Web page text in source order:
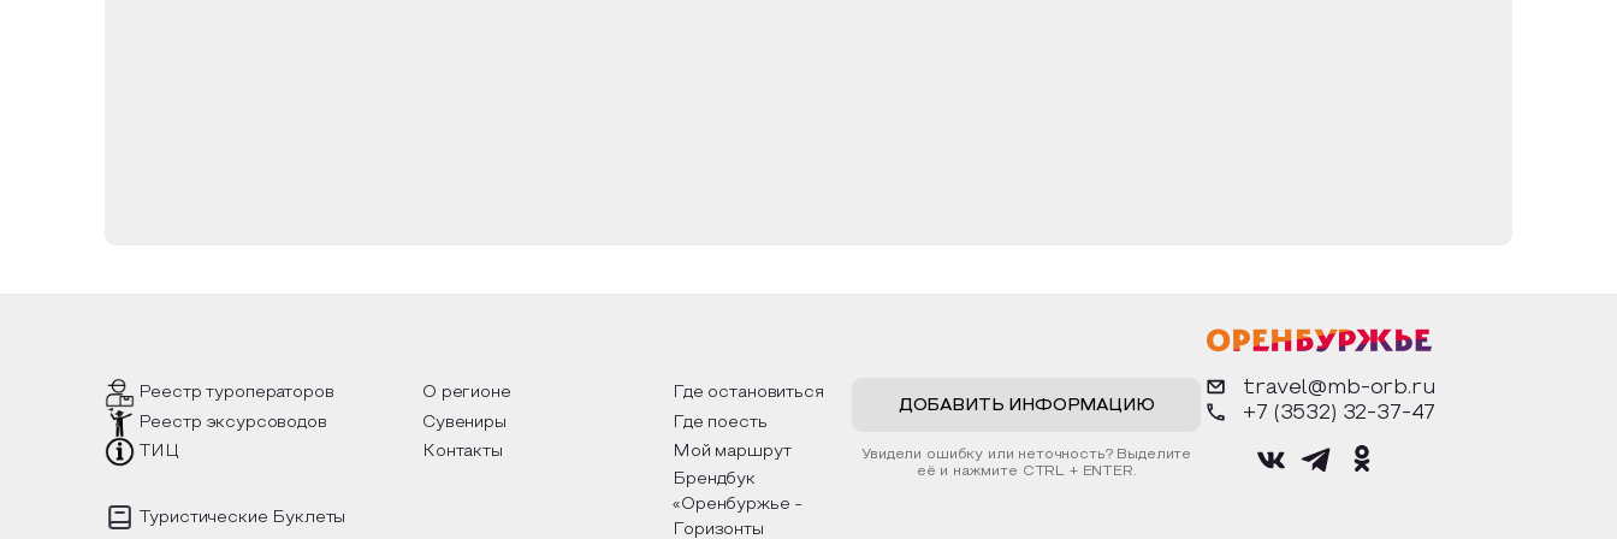
Реестр туроператоров О регионе
Где остановиться
Реестр эксурсоводов
Сувениры
Где поесть
ТИЦ
Контакты Мой маршрут
Туристические Буклеты
Брендбук
«Оренбуржье -
Горизонты
ДОБАВИТЬ ИНФОРМАЦИЮ
Увидели ошибку или неточность? Выделите
её и нажмите CTRL + ENTER.
travel@mb-orb.ru
+7 (3532) 32-37-47